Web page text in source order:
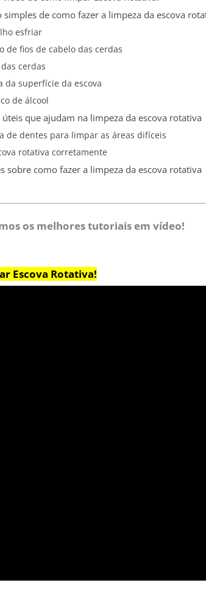
simples de como fazer a limpeza da escova
esfriar
de fios de cabelo das cerdas
cerdas
da superfície da escova
de álcool
que ajudam na limpeza da escova rotativa
de dentes para limpar as áreas difíceis
rotativa corretamente
sobre como fazer a limpeza da escova rotativa
os melhores tutoriais em vídeo!
Escova Rotativa!